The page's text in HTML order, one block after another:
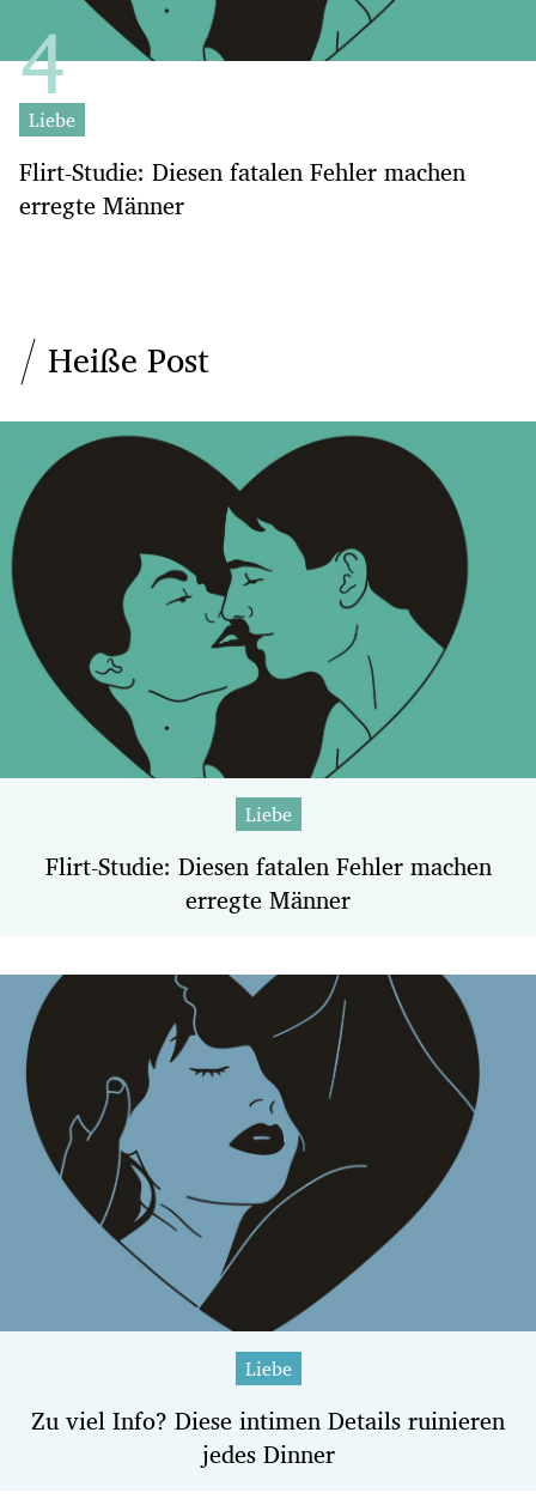
Liebe
Flirt-Studie: Diesen fatalen Fehler machen
erregte Männer
Heiße Post
Liebe
Flirt-Studie: Diesen fatalen Fehler machen
erregte Männer
Liebe
Zu viel Info? Diese intimen Details ruinieren
jedes Dinner